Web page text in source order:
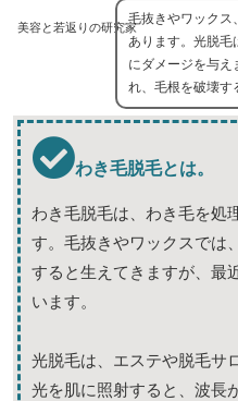
美容と若返りの研究家
毛抜きやワックス
あります。光脱毛
にダメージを与え
れ、毛根を破壊す
わき毛脱毛とは。
わき毛脱毛は、わき毛を処
す。毛抜きやワックスでは
すると生えてきますが、最
います。
光脱毛は、エステや脱毛サ
光を肌に照射すると、波長